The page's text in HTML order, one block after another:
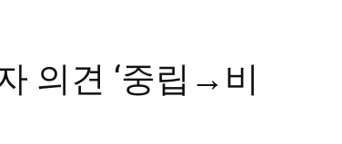
의견 ‘중립→비